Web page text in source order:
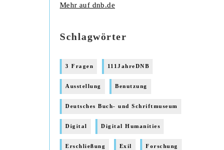
Mehr auf dnb.de
Schlagwörter
3 Fragen 111JahreDNB
Ausstellung Benutzung
Deutsches Buch- und Schriftmuseum
Digital Digital Humanities
Erschließung Exil Forschung